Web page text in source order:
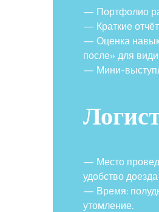
— Портфолио
— Краткие
— Оценка
после» для
— Мини-
— Место
удобство
— Время:
утомление.